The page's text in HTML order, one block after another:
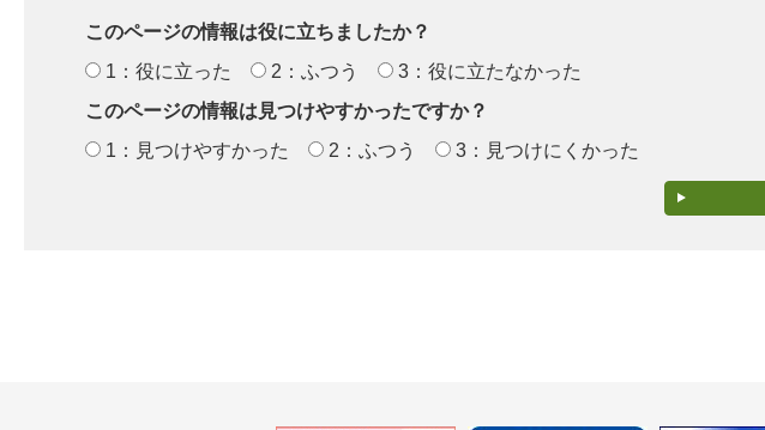
このページの情報は役に立ちましたか？
1：役に立った
2：ふつう
3：役に立たなかった
このページの情報は見つけやすかったですか？
1：見つけやすかった
2：ふつう 3：見つけにくかった